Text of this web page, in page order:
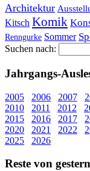
Architektur
Kitsch Komik
Renngurke Sommer
Suchen nach:
Jahr­gangs-
2005 2006 2007
2010
2011 2012
2015
2016 2017
2020
2021 2022
2025
2026
Re­ste von